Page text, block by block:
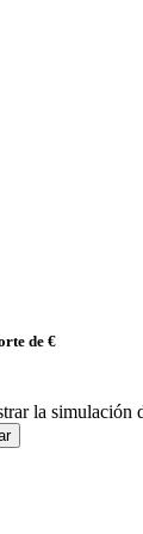
de €
la simulación